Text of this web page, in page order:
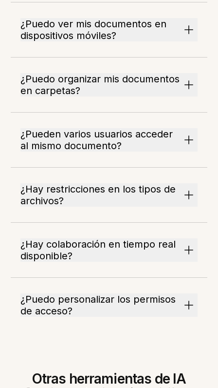
¿Puedo ver mis documentos en
dispositivos móviles?
¿Puedo organizar mis documentos
en carpetas?
¿Pueden varios usuarios acceder
al mismo documento?
¿Hay restricciones en los tipos de
archivos?
¿Hay colaboración en tiempo real
disponible?
¿Puedo personalizar los permisos
de acceso?
Otras herramientas de IA